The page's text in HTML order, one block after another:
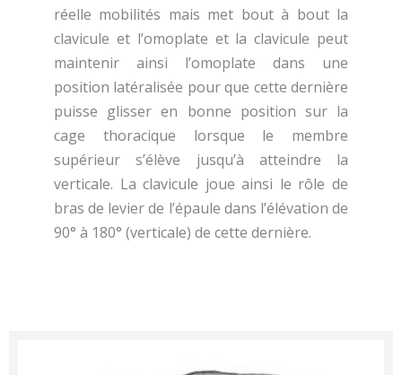
réelle mobilités mais met bout à bout la
clavicule et l’omoplate et la clavicule peut
maintenir ainsi l’omoplate dans une
position latéralisée pour que cette dernière
puisse glisser en bonne position sur la
cage thoracique lorsque le membre
supérieur s’élève jusqu’à atteindre la
verticale. La clavicule joue ainsi le rôle de
bras de levier de l’épaule dans l’élévation de
90° à 180° (verticale) de cette dernière.